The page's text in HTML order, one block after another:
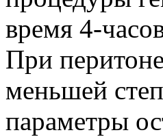
время 4-
При
меньшей
параметры